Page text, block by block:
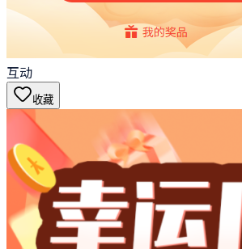
互动
收藏